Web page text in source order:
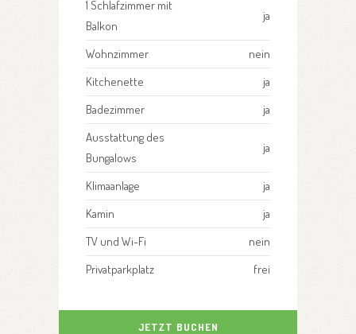
1 Schlafzimmer mit
Balkon
ja
Wohnzimmer
nein
Kitchenette
ja
Badezimmer
ja
Ausstattung des
Bungalows
ja
Klimaanlage
ja
Kamin
ja
TV und Wi-Fi
nein
Privatparkplatz
frei
JETZT BUCHEN